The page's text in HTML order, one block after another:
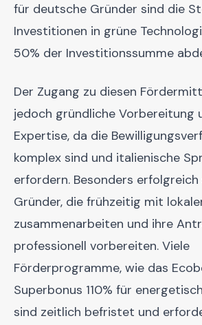
für deutsche Gründer sind die
Investitionen in grüne
50% der Investitionssumme
Der Zugang zu diesen
jedoch gründliche Vorbereitung
Expertise, da die
komplex sind und italienische
erfordern. Besonders
Gründer, die frühzeitig mit
zusammenarbeiten und ihre
professionell vorbereiten. Viele
Förderprogramme, wie das
Superbonus 110% für
sind zeitlich befristet und